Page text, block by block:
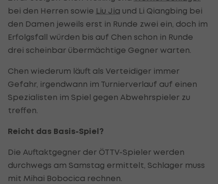
bei den Herren sowie Liu Jia und Li Qiangbing bei
den Damen jeweils erst in Runde zwei ein, doch im
Erfolgsfall würden bis auf Chen schon in Runde
drei scheinbar übermächtige Gegner warten.
Chen wiederum läuft als Verteidiger immer
Gefahr, irgendwann im Turnierverlauf auf einen
Spezialisten im Spiel gegen Abwehrspieler zu
treffen.
Reicht das Basis-Spiel?
Die Auftaktgegner der ÖTTV-Spieler werden
durchwegs am Samstag ermittelt, Schlager muss
mit Mihai Bobocica rechnen.